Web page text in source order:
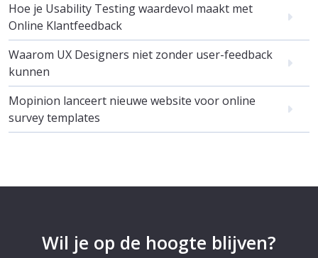
Hoe je Usability Testing waardevol maakt met
Online Klantfeedback
Waarom UX Designers niet zonder user-feedback
kunnen
Mopinion lanceert nieuwe website voor online
survey templates
Wil je op de hoogte blijven?